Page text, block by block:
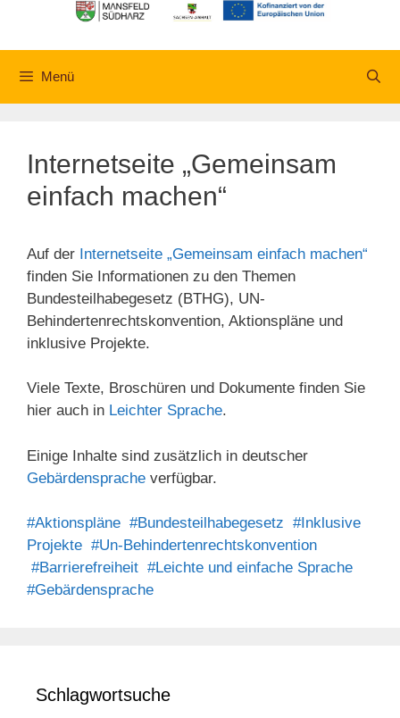
Menü
Internetseite „Gemeinsam
einfach machen“
Auf der Internetseite „Gemeinsam einfach machen“
finden Sie Informationen zu den Themen
Bundesteilhabegesetz (BTHG), UN-
Behindertenrechtskonvention, Aktionspläne und
inklusive Projekte.
Viele Texte, Broschüren und Dokumente finden Sie
hier auch in Leichter Sprache.
Einige Inhalte sind zusätzlich in deutscher
Gebärdensprache verfügbar.
#Aktionspläne #Bundesteilhabegesetz #Inklusive
Projekte #Un-Behindertenrechtskonvention
#Barrierefreiheit #Leichte und einfache Sprache
#Gebärdensprache
Schlagwortsuche